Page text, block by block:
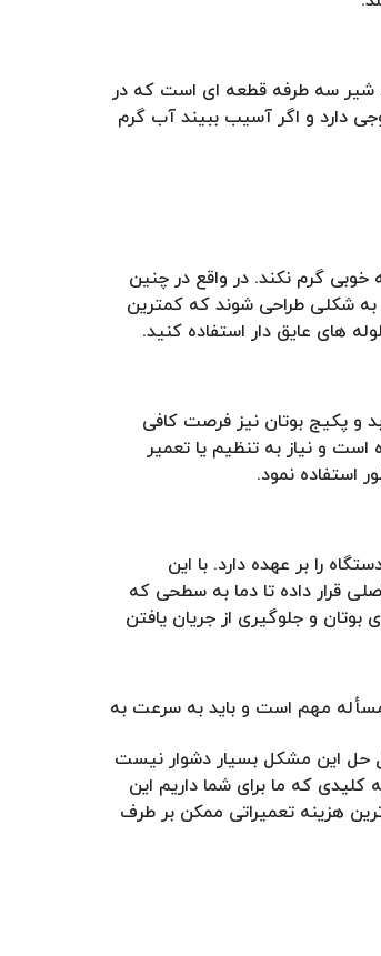
شیر سه طرفه قطعه ای است که در
دارد و اگر آسیب ببیند آب گرم
گرم نکند. در واقع در چنین
شکلی طراحی شوند که کمترین
های عایق دار استفاده کنید.
و پکیج بوتان نیز فرصت کافی
و نیاز به تنظیم یا تعمیر
استفاده نمود.
را بر عهده دارد. با این
قرار داده تا دما به سطحی که
بوتان و جلوگیری از جریان یافتن
مهم است و باید به سرعت به
حل این مشکل بسیار دشوار نیست
که ما برای شما داریم این
هزینه تعمیراتی ممکن بر طرف